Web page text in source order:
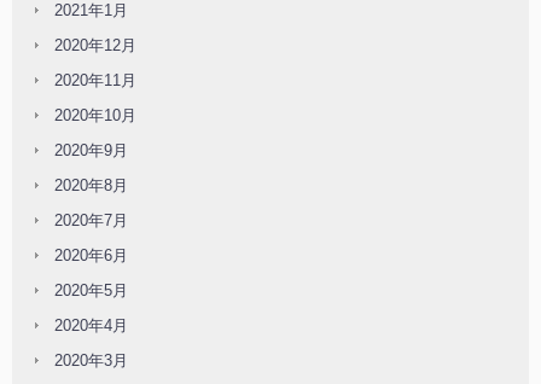
2021年1月
2020年12月
2020年11月
2020年10月
2020年9月
2020年8月
2020年7月
2020年6月
2020年5月
2020年4月
2020年3月